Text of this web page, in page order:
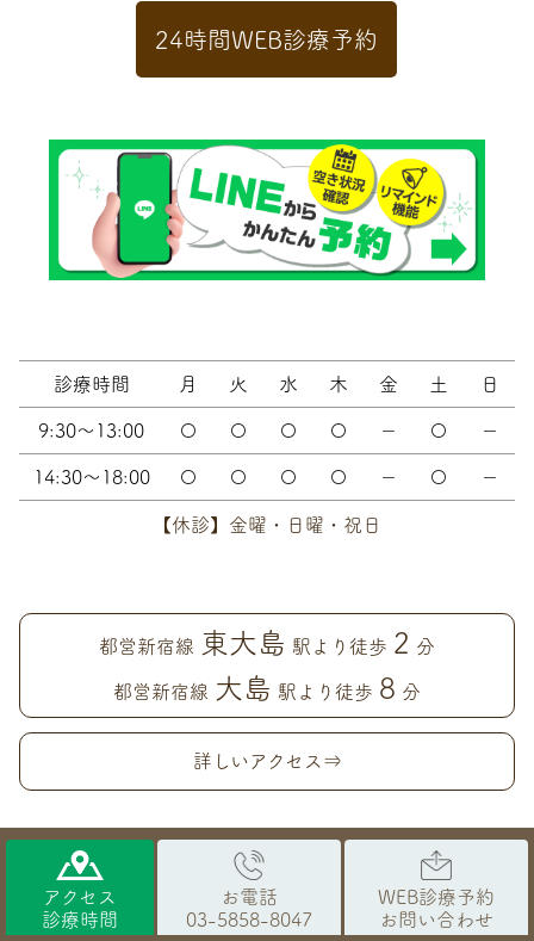
24時間WEB診療予約
診療時間 月 火 水 木 金 土 日
9:30～13:00 〇 〇 〇 〇 － 〇 －
14:30～18:00 〇 〇 〇 〇 － 〇 －
【休診】金曜・日曜・祝日
都営新宿線 東大島 駅より徒歩 2 分
都営新宿線 大島 駅より徒歩 8 分
詳しいアクセス⇒
アクセス
診療時間
お電話
03-5858-8047
WEB診療予約
お問い合わせ